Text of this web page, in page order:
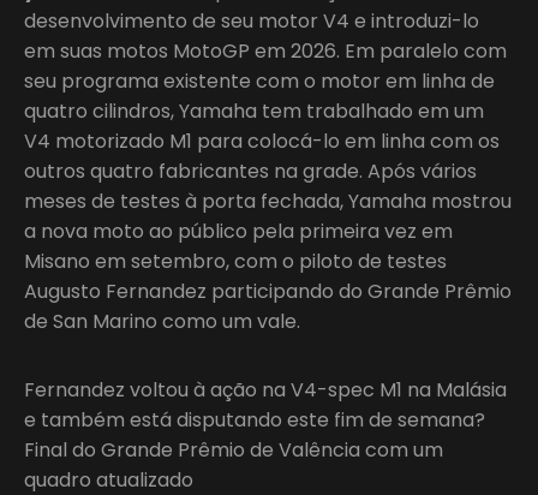
desenvolvimento de seu motor V4 e introduzi-lo
em suas motos MotoGP em 2026. Em paralelo com
seu programa existente com o motor em linha de
quatro cilindros, Yamaha tem trabalhado em um
V4 motorizado M1 para colocá-lo em linha com os
outros quatro fabricantes na grade. Após vários
meses de testes à porta fechada, Yamaha mostrou
a nova moto ao público pela primeira vez em
Misano em setembro, com o piloto de testes
Augusto Fernandez participando do Grande Prêmio
de San Marino como um vale.
Fernandez voltou à ação na V4-spec M1 na Malásia
e também está disputando este fim de semana?
Final do Grande Prêmio de Valência com um
quadro atualizado